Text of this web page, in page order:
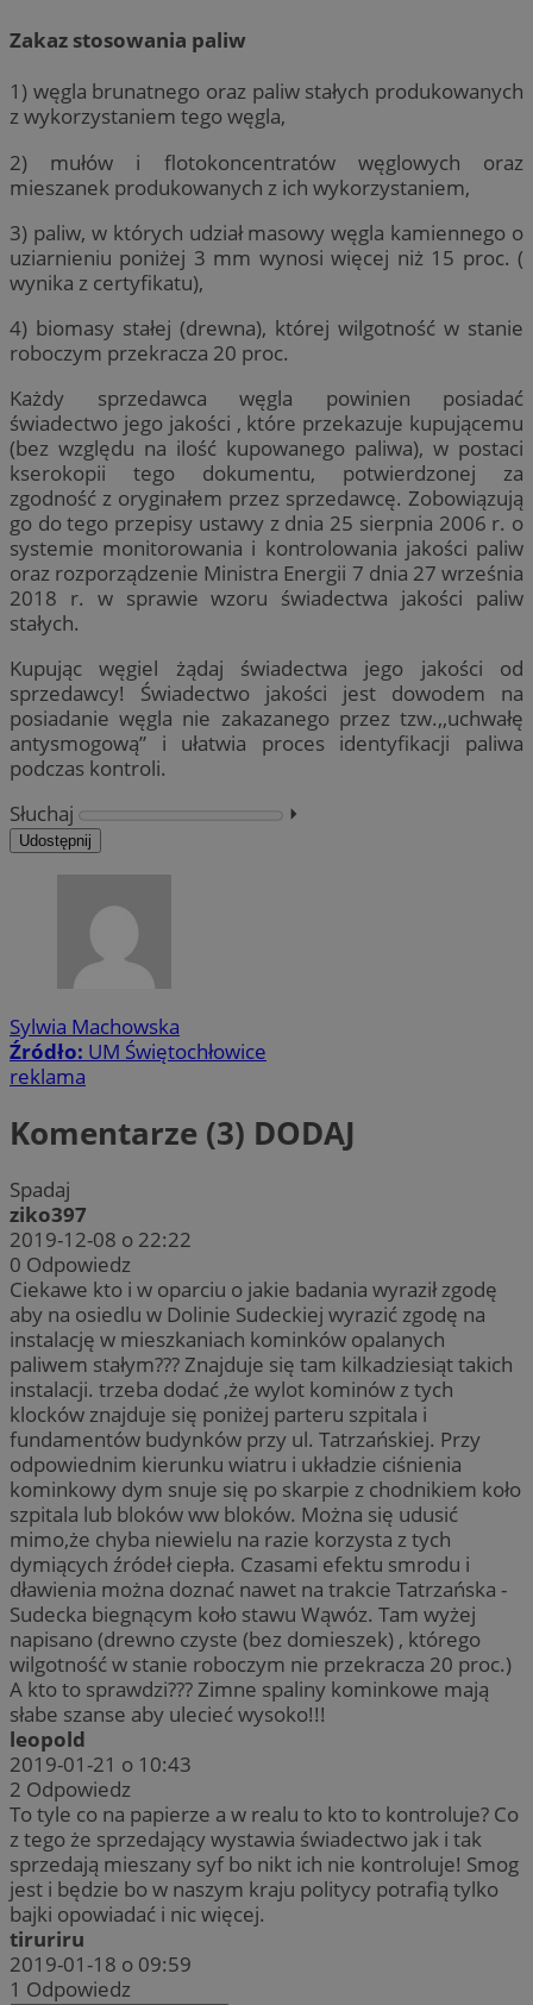
Zakaz stosowania paliw
1) węgla brunatnego oraz paliw stałych produkowanych
z wykorzystaniem tego węgla,
2) mułów i flotokoncentratów węglowych oraz
mieszanek produkowanych z ich wykorzystaniem,
3) paliw, w których udział masowy węgla kamiennego o
uziarnieniu poniżej 3 mm wynosi więcej niż 15 proc. (
wynika z certyfikatu),
4) biomasy stałej (drewna), której wilgotność w stanie
roboczym przekracza 20 proc.
Każdy sprzedawca węgla powinien posiadać
świadectwo jego jakości , które przekazuje kupującemu
(bez względu na ilość kupowanego paliwa), w postaci
kserokopii tego dokumentu, potwierdzonej za
zgodność z oryginałem przez sprzedawcę. Zobowiązują
go do tego przepisy ustawy z dnia 25 sierpnia 2006 r. o
systemie monitorowania i kontrolowania jakości paliw
oraz rozporządzenie Ministra Energii 7 dnia 27 września
2018 r. w sprawie wzoru świadectwa jakości paliw
stałych.
Kupując węgiel żądaj świadectwa jego jakości od
sprzedawcy! Świadectwo jakości jest dowodem na
posiadanie węgla nie zakazanego przez tzw.,,uchwałę
antysmogową” i ułatwia proces identyfikacji paliwa
podczas kontroli.
Słuchaj
⏵︎
Udostępnij
Sylwia Machowska
Źródło: UM Świętochłowice
reklama
Komentarze (3) DODAJ
Spadaj
ziko397
2019-12-08 o 22:22
0 Odpowiedz
Ciekawe kto i w oparciu o jakie badania wyraził zgodę
aby na osiedlu w Dolinie Sudeckiej wyrazić zgodę na
instalację w mieszkaniach kominków opalanych
paliwem stałym??? Znajduje się tam kilkadziesiąt takich
instalacji. trzeba dodać ,że wylot kominów z tych
klocków znajduje się poniżej parteru szpitala i
fundamentów budynków przy ul. Tatrzańskiej. Przy
odpowiednim kierunku wiatru i układzie ciśnienia
kominkowy dym snuje się po skarpie z chodnikiem koło
szpitala lub bloków ww bloków. Można się udusić
mimo,że chyba niewielu na razie korzysta z tych
dymiących źródeł ciepła. Czasami efektu smrodu i
dławienia można doznać nawet na trakcie Tatrzańska -
Sudecka biegnącym koło stawu Wąwóz. Tam wyżej
napisano (drewno czyste (bez domieszek) , którego
wilgotność w stanie roboczym nie przekracza 20 proc.)
A kto to sprawdzi??? Zimne spaliny kominkowe mają
słabe szanse aby ulecieć wysoko!!!
leopold
2019-01-21 o 10:43
2 Odpowiedz
To tyle co na papierze a w realu to kto to kontroluje? Co
z tego że sprzedający wystawia świadectwo jak i tak
sprzedają mieszany syf bo nikt ich nie kontroluje! Smog
jest i będzie bo w naszym kraju politycy potrafią tylko
bajki opowiadać i nic więcej.
tiruriru
2019-01-18 o 09:59
1 Odpowiedz